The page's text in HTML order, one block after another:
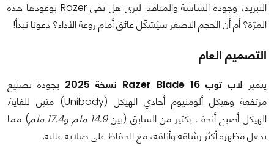
التبريد، وجودة الشاشة والمنافذ. لنرى هل تفي Razer بوعودها هذه
المرّة؟ أم أن الحجم الأصغر سيُشكّل عائق أمام روعة الأداء؟ دعونا نبدأ!
التصميم العام
يتميز لاب توب Razer Blade 16 نسخة 2025
بجودة تصنيع
مرتفعة وهيكل ألومنيوم أحادي الهيكل (Unibody) متين للغاية.
الهيكل أصبح أنحف بكثير من السابق (بين14.9 ملم و17.4 ملم
) مما
يجعل مظهره أكثر رشاقة وأناقة، مع الحفاظ على صلابة عالية.